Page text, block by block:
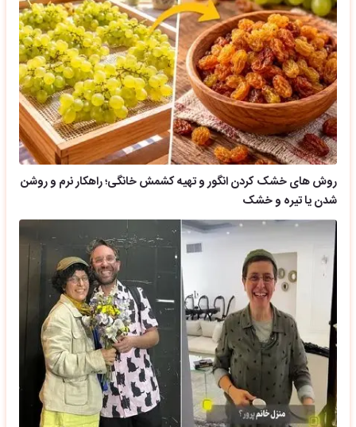
روش های خشک کردن انگور و تهیه کشمش خانگی؛ راهکار نرم و روشن
شدن یا تیره و خشک